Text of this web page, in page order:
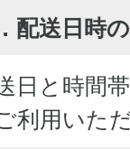
配送日時
日と時間
ご利用いた